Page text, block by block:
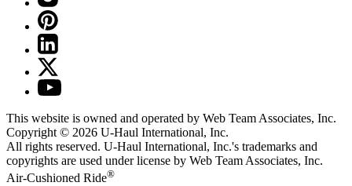
This website is owned and operated by Web Team Associates, Inc.
Copyright © 2026 U-Haul International, Inc.
All rights reserved. U-Haul International, Inc.'s trademarks and
copyrights are used under license by Web Team Associates, Inc.
Air-Cushioned Ride®